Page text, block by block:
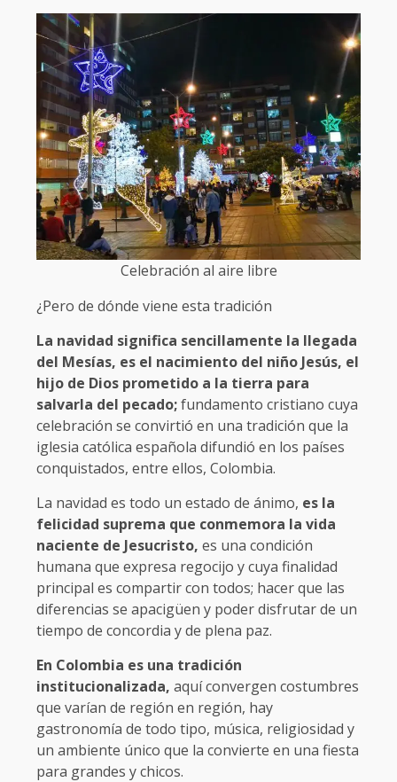
Celebración al aire libre
¿Pero de dónde viene esta tradición
La navidad significa sencillamente la llegada
del Mesías, es el nacimiento del niño Jesús, el
hijo de Dios prometido a la tierra para
salvarla del pecado;fundamento cristiano cuya
celebración se convirtió en una tradición que la
iglesia católica española difundió en los países
conquistados, entre ellos, Colombia.
La navidad es todo un estado de ánimo, es la
felicidad suprema que conmemora la vida
naciente de Jesucristo, es una condición
humana que expresa regocijo y cuya finalidad
principal es compartir con todos; hacer que las
diferencias se apacigüen y poder disfrutar de un
tiempo de concordia y de plena paz.
En Colombia es una tradición
institucionalizada, aquí convergen costumbres
que varían de región en región, hay
gastronomía de todo tipo, música, religiosidad y
un ambiente único que la convierte en una fiesta
para grandes y chicos.